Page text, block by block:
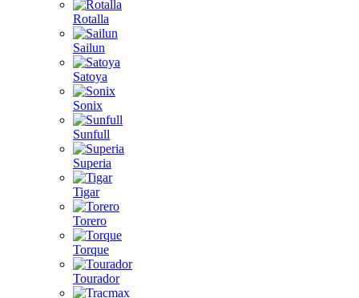
Rotalla
Sailun
Satoya
Sonix
Sunfull
Superia
Tigar
Torero
Torque
Tourador